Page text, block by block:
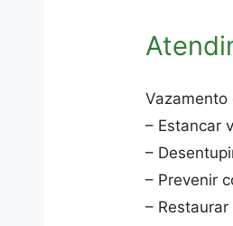
– Estancar
–
– Prevenir
–